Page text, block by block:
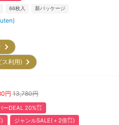
66枚入 新パッケージ
ス利用)
円 13,780円
ーDEAL 20%㌽
ジャンルSALE(＋2倍㌽)